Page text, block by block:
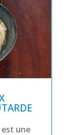
est une